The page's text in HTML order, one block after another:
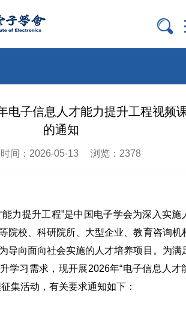

电子信息人才能力提升工程视频
的通知
间：2026-05-13 浏览：2378
能力提升工程”是中国电子学会为深入实施
院校、科研院所、大型企业、教育咨询机
导向面向社会实施的人才培养项目。为满
学习需求，现开展2026年“电子信息人才
集活动，有关要求通知如下：